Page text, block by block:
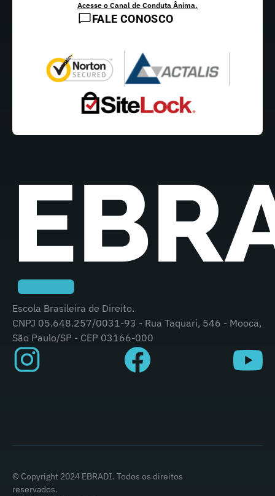
Acesse o Canal de Conduta Ânima.
FALE CONOSCO
Escola Brasileira de Direito.
CNPJ 05.648.257/0031-93 - Rua Taquari, 546 - Mooca,
São Paulo/SP - CEP 03166-000
© Copyright 2024 EBRADI. Todos os direitos
reservados.